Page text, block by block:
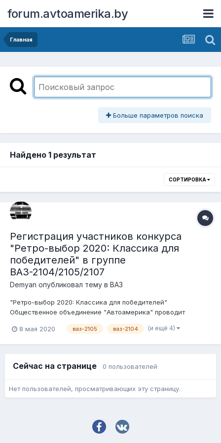
forum.avtoamerika.by
Главная
Больше параметров поиска
Найдено 1 результат
СОРТИРОВКА
Регистрация участников конкурса
"Ретро-выбор 2020: Классика для
победителей" в группе
ВАЗ-2104/2105/2107
Demyan опубликовал тему в ВАЗ
"Ретро-выбор 2020: Классика для победителей"
Общественное объединение "Автоамерика" проводит
советского автопрома. Беспристрастными судьями будут
8 мая 2020 ваз-2105 ваз-2104 (и ещё 4)
Сейчас на странице 0 пользователей
Нет пользователей, просматривающих эту страницу.